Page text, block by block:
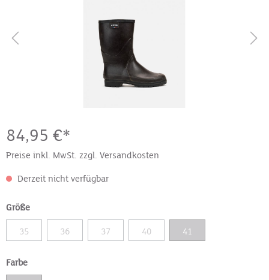
84,95 €*
Preise inkl. MwSt. zzgl. Versandkosten
Derzeit nicht verfügbar
Größe
35 36 37 40 41
Farbe